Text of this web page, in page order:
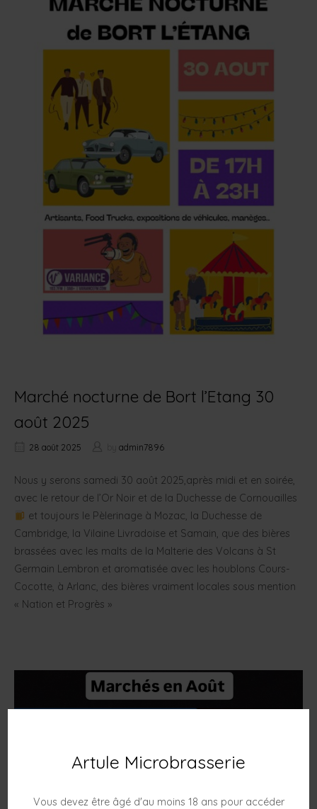
Artule Microbrasserie
Vous devez être âgé d'au moins 18 ans pour accéder
Marché nocturne de Bort l’Etang 30
août 2025
28 août 2025 admin7896
Nous y serons samedi 30 août 2025,après midi et en soirée,
avec le retour de l’Or Noir et de la Duchesse de Cornouailles
et toujours le Pèlerinage à Mozac, la Duchesse de
Cambridge, la Vilaine Livradoise et Samain, que des bières
brassées avec les malts de la Malterie des Volcans à St
Germain Lembron et aromatisée avec les houblons Cours-
Cocotte, à Arlanc, des bières vraiment locales sous mention
« Nation et Progrès »